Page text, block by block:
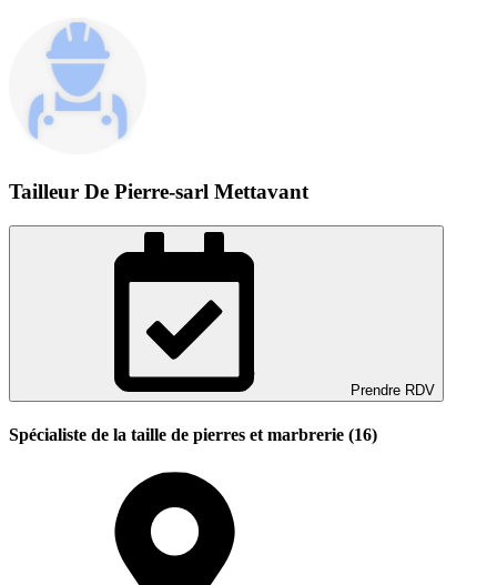
Tailleur De Pierre-sarl Mettavant
Prendre RDV
Spécialiste de la taille de pierres et marbrerie (16)